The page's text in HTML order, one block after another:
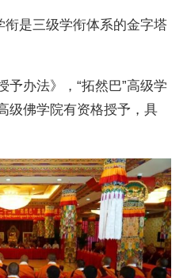
是三级学衔体系的金字塔
办法》，“拓然巴”高级学
级佛学院有资格授予，具